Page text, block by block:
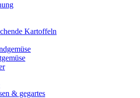
Kartoffeln
& gegartes